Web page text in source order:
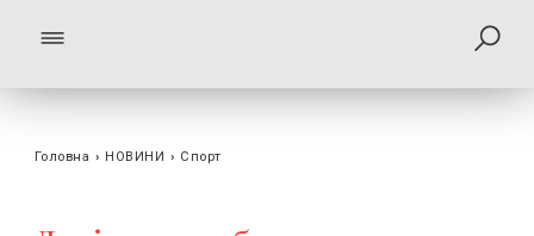
Головна › НОВИНИ › Спорт